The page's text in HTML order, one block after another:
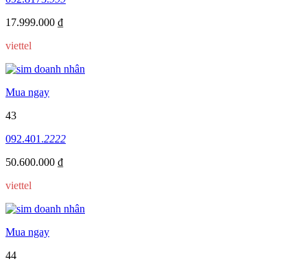
17.999.000 ₫
viettel
Mua ngay
43
092.401.2222
50.600.000 ₫
viettel
Mua ngay
44